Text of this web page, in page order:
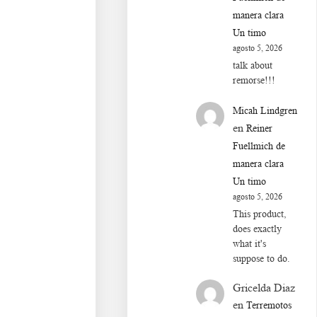
manera clara
Un timo
agosto 5, 2026
talk about
remorse!!!
Micah Lindgren
enReiner
Fuellmich de
manera clara
Un timo
agosto 5, 2026
This product,
does exactly
what it's
suppose to do.
Gricelda Diaz
enTerremotos